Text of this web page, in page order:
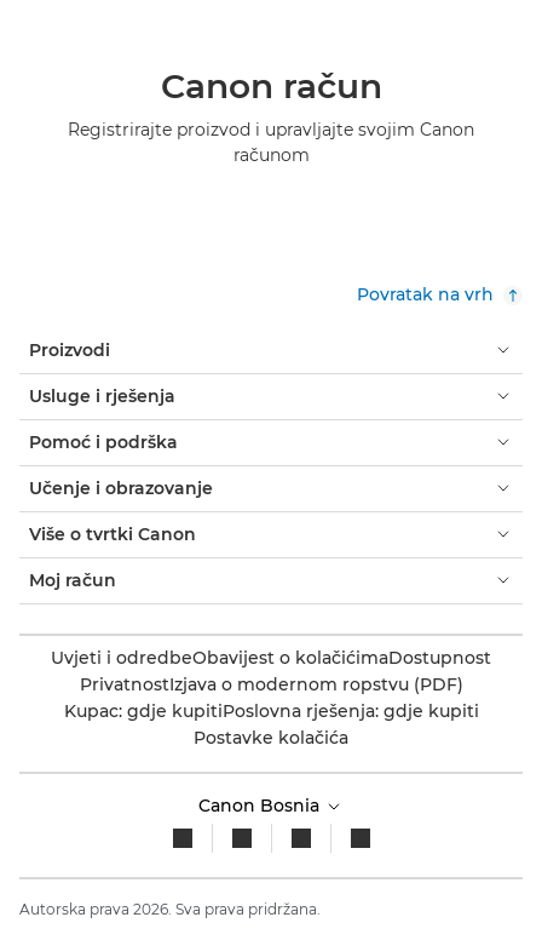
Canon račun
Registrirajte proizvod i upravljajte svojim Canon
računom
Povratak na vrh
Proizvodi
Usluge i rješenja
Pomoć i podrška
Učenje i obrazovanje
Više o tvrtki Canon
Moj račun
Uvjeti i odredbeObavijest o kolačićimaDostupnost
PrivatnostIzjava o modernom ropstvu (PDF)
Kupac: gdje kupitiPoslovna rješenja: gdje kupiti
Postavke kolačića
Canon Bosnia
Autorska prava 2026. Sva prava pridržana.